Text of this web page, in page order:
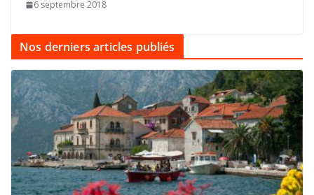
6 septembre 2018
Nos derniers articles publiés